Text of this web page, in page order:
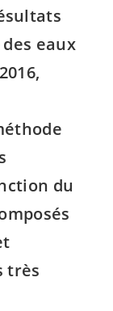
eaux
du
très